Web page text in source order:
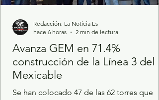
Avanza GEM en 71.4%
construcción de la Línea 3 del
Mexicable
Se han colocado 47 de las 62 torres que
Redacción: La Noticia Es
hace 6 horas
2 min de lectura